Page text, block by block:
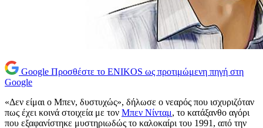
Google Προσθέστε το ENIKOS ως προτιμώμενη πηγή στη
Google
«Δεν είμαι ο Μπεν, δυστυχώς», δήλωσε ο νεαρός που ισχυριζόταν
πως έχει κοινά στοιχεία με τον Μπεν Νίνταμ, το κατάξανθο αγόρι
που εξαφανίστηκε μυστηριωδώς το καλοκαίρι του 1991, από την